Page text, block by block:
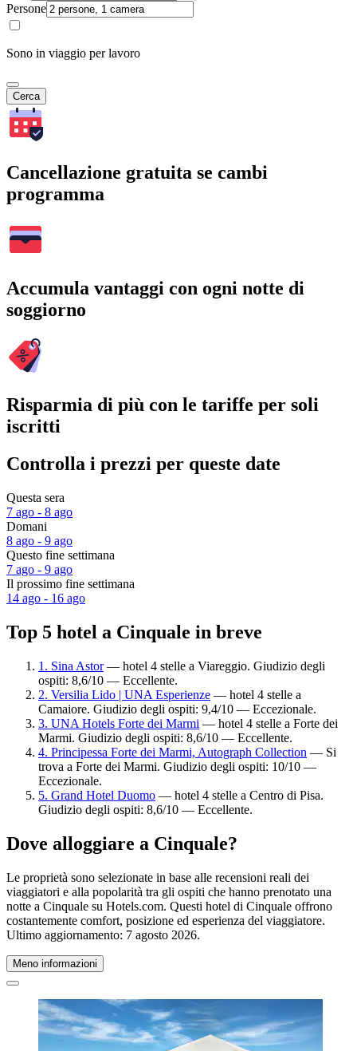
Persone
Sono in viaggio per lavoro
Cerca
Cancellazione gratuita se cambi
programma
Accumula vantaggi con ogni notte di
soggiorno
Risparmia di più con le tariffe per soli
iscritti
Controlla i prezzi per queste date
Questa sera
7 ago - 8 ago
Domani
8 ago - 9 ago
Questo fine settimana
7 ago - 9 ago
Il prossimo fine settimana
14 ago - 16 ago
Top 5 hotel a Cinquale in breve
1. Sina Astor— hotel 4 stelle a Viareggio. Giudizio degli
ospiti: 8,6/10 — Eccellente.
2. Versilia Lido | UNA Esperienze — hotel 4 stelle a
Camaiore. Giudizio degli ospiti: 9,4/10 — Eccezionale.
3. UNA Hotels Forte dei Marmi — hotel 4 stelle a Forte dei
Marmi. Giudizio degli ospiti: 8,6/10 — Eccellente.
4. Principessa Forte dei Marmi, Autograph Collection — Si
trova a Forte dei Marmi. Giudizio degli ospiti: 10/10 —
Eccezionale.
5. Grand Hotel Duomo — hotel 4 stelle a Centro di Pisa.
Giudizio degli ospiti: 8,6/10 — Eccellente.
Dove alloggiare a Cinquale?
Le proprietà sono selezionate in base alle recensioni reali dei
viaggiatori e alla popolarità tra gli ospiti che hanno prenotato una
notte a Cinquale su Hotels.com. Questi hotel di Cinquale offrono
costantemente comfort, posizione ed esperienza del viaggiatore.
Ultimo aggiornamento: 7 agosto 2026.
Meno informazioni